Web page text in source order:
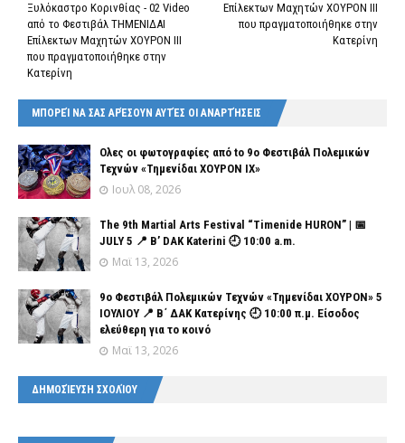
Επίλεκτων Μαχητών ΧΟΥΡΟΝ ΙΙΙ
που πραγματοποιήθηκε στην
Κατερίνη
Ξυλόκαστρο Κορινθίας - 02 Video
από το Φεστιβάλ ΤΗΜΕΝΙΔΑΙ
Επίλεκτων Μαχητών ΧΟΥΡΟΝ ΙΙΙ
που πραγματοποιήθηκε στην
Κατερίνη
ΜΠΟΡΕΊ ΝΑ ΣΑΣ ΑΡΈΣΟΥΝ ΑΥΤΈΣ ΟΙ ΑΝΑΡΤΉΣΕΙΣ
Ολες οι φωτογραφίες από tο 9ο Φεστιβάλ Πολεμικών
Τεχνών «Τημενίδαι ΧΟΥΡΟΝ ΙΧ»
Ιουλ 08, 2026
The 9th Martial Arts Festival “Timenide HURON” | 📅
JULY 5 📍 B’ DAK Katerini 🕘 10:00 a.m.
Μαϊ 13, 2026
9ο Φεστιβάλ Πολεμικών Τεχνών «Τημενίδαι ΧΟΥΡΟΝ» 5
ΙΟΥΛΙΟΥ 📍 Β΄ ΔΑΚ Κατερίνης 🕘 10:00 π.μ. Είσοδος
ελεύθερη για το κοινό
Μαϊ 13, 2026
ΔΗΜΟΣΊΕΥΣΗ ΣΧΟΛΊΟΥ